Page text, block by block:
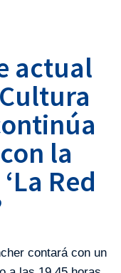
actual
la
Red
contará con un